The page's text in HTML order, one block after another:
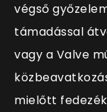
végső
támadással
vagy a Valve
mielőtt